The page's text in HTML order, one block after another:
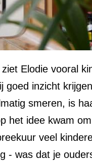
Elodie vooral
inzicht
smeren, is
het idee kwam
veel
- was dat je